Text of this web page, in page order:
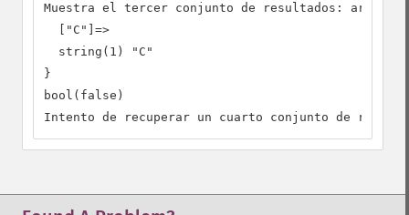
Muestra el tercer conjunto de resultados:
  ["C"]=>
  string(1) "C"
}
bool(false)
Intento de recuperar un cuarto conjunto de